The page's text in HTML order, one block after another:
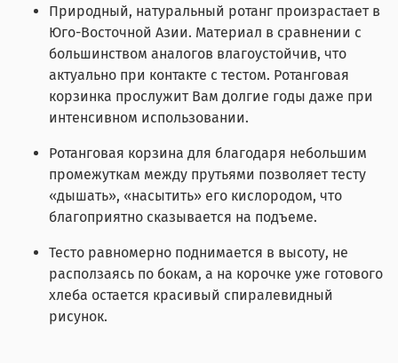
Природный, натуральный ротанг произрастает в
Юго-Восточной Азии. Материал в сравнении с
большинством аналогов влагоустойчив, что
актуально при контакте с тестом. Ротанговая
корзинка прослужит Вам долгие годы даже при
интенсивном использовании.
Ротанговая корзина для благодаря небольшим
промежуткам между прутьями позволяет тесту
«дышать», «насытить» его кислородом, что
благоприятно сказывается на подъеме.
Тесто равномерно поднимается в высоту, не
расползаясь по бокам, а на корочке уже готового
хлеба остается красивый спиралевидный
рисунок.